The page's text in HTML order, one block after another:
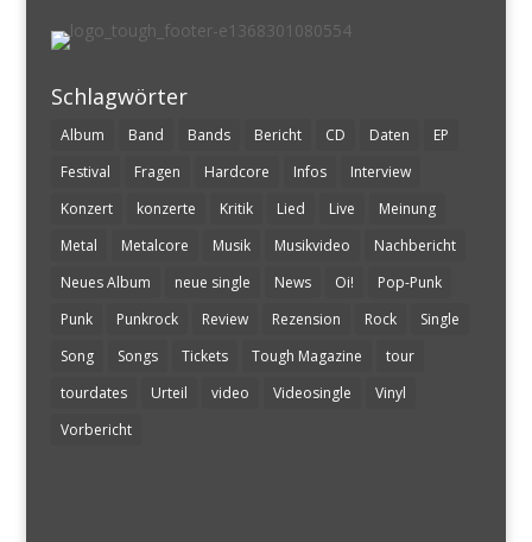
Schlagwörter
Album Band Bands Bericht CD Daten
EP
Festival
Fragen Hardcore Infos
Interview
Konzert
konzerte Kritik Lied Live
Meinung
Metal
Metalcore Musik Musikvideo
Nachbericht
Neues Album
neue single News Oi!
Pop-Punk
Punk
Punkrock Review Rezension Rock
Single
Song
Songs Tickets Tough Magazine
tour
tourdates
Urteil video Videosingle
Vinyl
Vorbericht